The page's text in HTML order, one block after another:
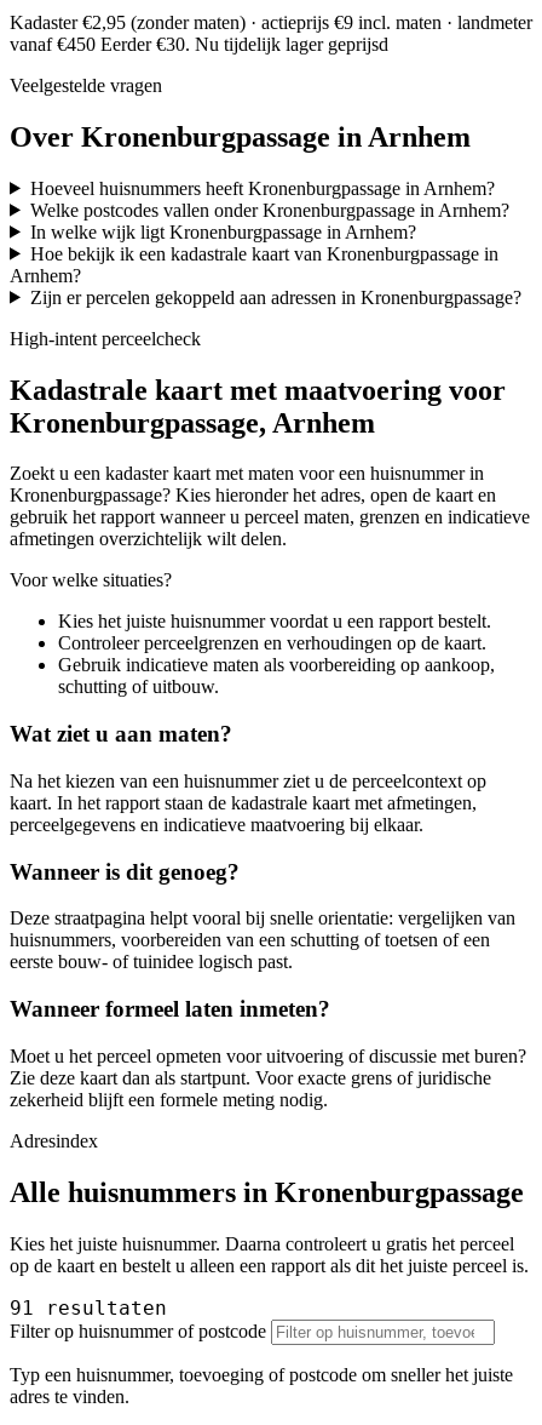
Kadaster €2,95 (zonder maten) · actieprijs €9 incl. maten · landmeter
vanaf €450 Eerder €30. Nu tijdelijk lager geprijsd
Veelgestelde vragen
Over Kronenburgpassage in Arnhem
Hoeveel huisnummers heeft Kronenburgpassage in Arnhem?
Welke postcodes vallen onder Kronenburgpassage in Arnhem?
In welke wijk ligt Kronenburgpassage in Arnhem?
Hoe bekijk ik een kadastrale kaart van Kronenburgpassage in
Arnhem?
Zijn er percelen gekoppeld aan adressen in Kronenburgpassage?
High-intent perceelcheck
Kadastrale kaart met maatvoering voor
Kronenburgpassage, Arnhem
Zoekt u een kadaster kaart met maten voor een huisnummer in
Kronenburgpassage? Kies hieronder het adres, open de kaart en
gebruik het rapport wanneer u perceel maten, grenzen en indicatieve
afmetingen overzichtelijk wilt delen.
Voor welke situaties?
Kies het juiste huisnummer voordat u een rapport bestelt.
Controleer perceelgrenzen en verhoudingen op de kaart.
Gebruik indicatieve maten als voorbereiding op aankoop,
schutting of uitbouw.
Wat ziet u aan maten?
Na het kiezen van een huisnummer ziet u de perceelcontext op
kaart. In het rapport staan de kadastrale kaart met afmetingen,
perceelgegevens en indicatieve maatvoering bij elkaar.
Wanneer is dit genoeg?
Deze straatpagina helpt vooral bij snelle orientatie: vergelijken van
huisnummers, voorbereiden van een schutting of toetsen of een
eerste bouw- of tuinidee logisch past.
Wanneer formeel laten inmeten?
Moet u het perceel opmeten voor uitvoering of discussie met buren?
Zie deze kaart dan als startpunt. Voor exacte grens of juridische
zekerheid blijft een formele meting nodig.
Adresindex
Alle huisnummers in Kronenburgpassage
Kies het juiste huisnummer. Daarna controleert u gratis het perceel
op de kaart en bestelt u alleen een rapport als dit het juiste perceel is.
91 resultaten
Filter op huisnummer of postcode
Typ een huisnummer, toevoeging of postcode om sneller het juiste
adres te vinden.